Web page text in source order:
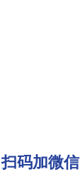
扫码加微信